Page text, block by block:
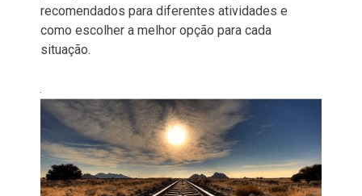
recomendados para diferentes atividades e
como escolher a melhor opção para cada
situação.